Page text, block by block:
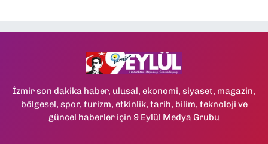
İzmir son dakika haber, ulusal, ekonomi, siyaset, magazin,
bölgesel, spor, turizm, etkinlik, tarih, bilim, teknoloji ve
güncel haberler için 9 Eylül Medya Grubu